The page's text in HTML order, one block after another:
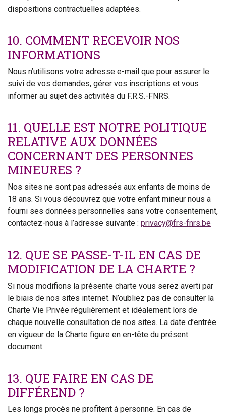
dispositions contractuelles adaptées.
10. COMMENT RECEVOIR NOS
INFORMATIONS
Nous n’utilisons votre adresse e-mail que pour assurer le
suivi de vos demandes, gérer vos inscriptions et vous
informer au sujet des activités du F.R.S.-FNRS.
11. QUELLE EST NOTRE POLITIQUE
RELATIVE AUX DONNÉES
CONCERNANT DES PERSONNES
MINEURES ?
Nos sites ne sont pas adressés aux enfants de moins de
18 ans. Si vous découvrez que votre enfant mineur nous a
fourni ses données personnelles sans votre consentement,
contactez-nous à l’adresse suivante : privacy@frs-fnrs.be
12. QUE SE PASSE-T-IL EN CAS DE
MODIFICATION DE LA CHARTE ?
Si nous modifions la présente charte vous serez averti par
le biais de nos sites internet. N’oubliez pas de consulter la
Charte Vie Privée régulièrement et idéalement lors de
chaque nouvelle consultation de nos sites. La date d’entrée
en vigueur de la Charte figure en en-tête du présent
document.
13. QUE FAIRE EN CAS DE
DIFFÉREND ?
Les longs procès ne profitent à personne. En cas de